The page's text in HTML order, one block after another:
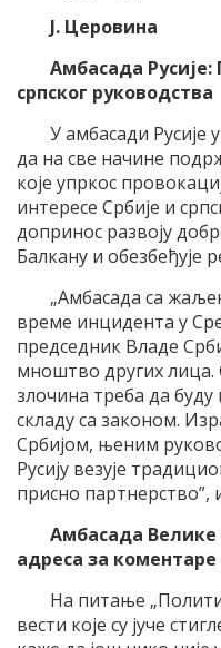
Ј. Церовина
Амбасада
српског руководства
У амбасади Русије
да на све начине
које упркос
интересе Србије и
допринос развоју
Балкану и обезбеђује
„Амбасада са
време инцидента у
председник Владе
мноштво других
злочина треба да
складу са законом.
Србијом, њеним
Русију везује
присно партнерство”,
Амбасада Велике
адреса за коментаре
На питање
вести које су јуче